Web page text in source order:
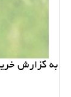
به گزارش خرید و